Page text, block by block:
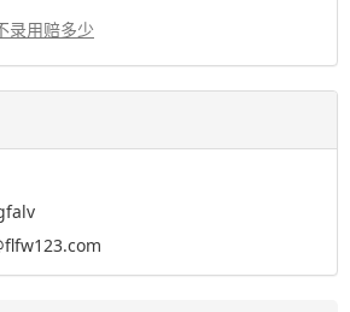
录用赔多少